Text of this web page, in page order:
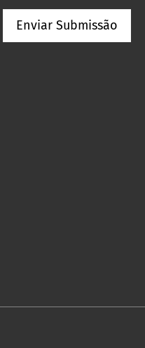
Enviar Submissão